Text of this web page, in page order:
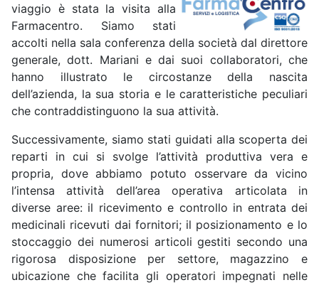
viaggio è stata la visita alla
Farmacentro. Siamo stati
accolti nella sala conferenza della società dal direttore
generale, dott. Mariani e dai suoi collaboratori, che
hanno illustrato le circostanze della nascita
dell’azienda, la sua storia e le caratteristiche peculiari
che contraddistinguono la sua attività.
Successivamente, siamo stati guidati alla scoperta dei
reparti in cui si svolge l’attività produttiva vera e
propria, dove abbiamo potuto osservare da vicino
l’intensa attività dell’area operativa articolata in
diverse aree: il ricevimento e controllo in entrata dei
medicinali ricevuti dai fornitori; il posizionamento e lo
stoccaggio dei numerosi articoli gestiti secondo una
rigorosa disposizione per settore, magazzino e
ubicazione che facilita gli operatori impegnati nelle